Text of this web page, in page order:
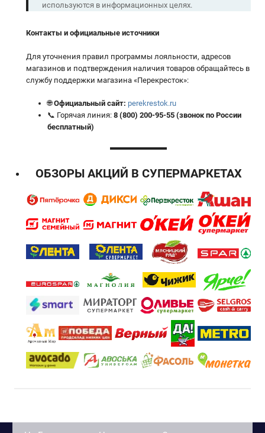
используются в информационных целях.
Контакты и официальные источники
Для уточнения правил программы лояльности, адресов
магазинов и подтверждения наличия товаров обращайтесь в
службу поддержки магазина «Перекресток»:
🌐Официальный сайт: perekrestok.ru
📞 Горячая линия: 8 (800) 200-95-55 (звонок по России
бесплатный)
ОБЗОРЫ АКЦИЙ В СУПЕРМАРКЕТАХ